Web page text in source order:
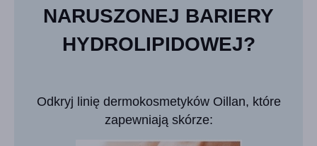
NARUSZONEJ BARIERY
HYDROLIPIDOWEJ?
Odkryj linię dermokosmetyków Oillan, które
zapewniają skórze: